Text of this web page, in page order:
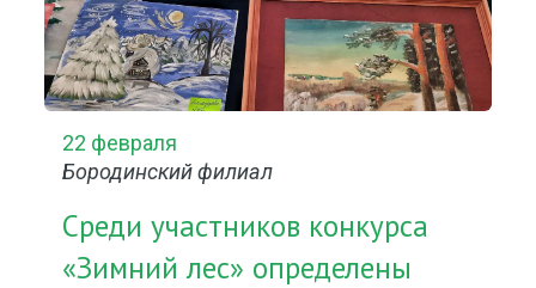
22 февраля
Бородинский филиал
Среди участников конкурса
«Зимний лес» определены